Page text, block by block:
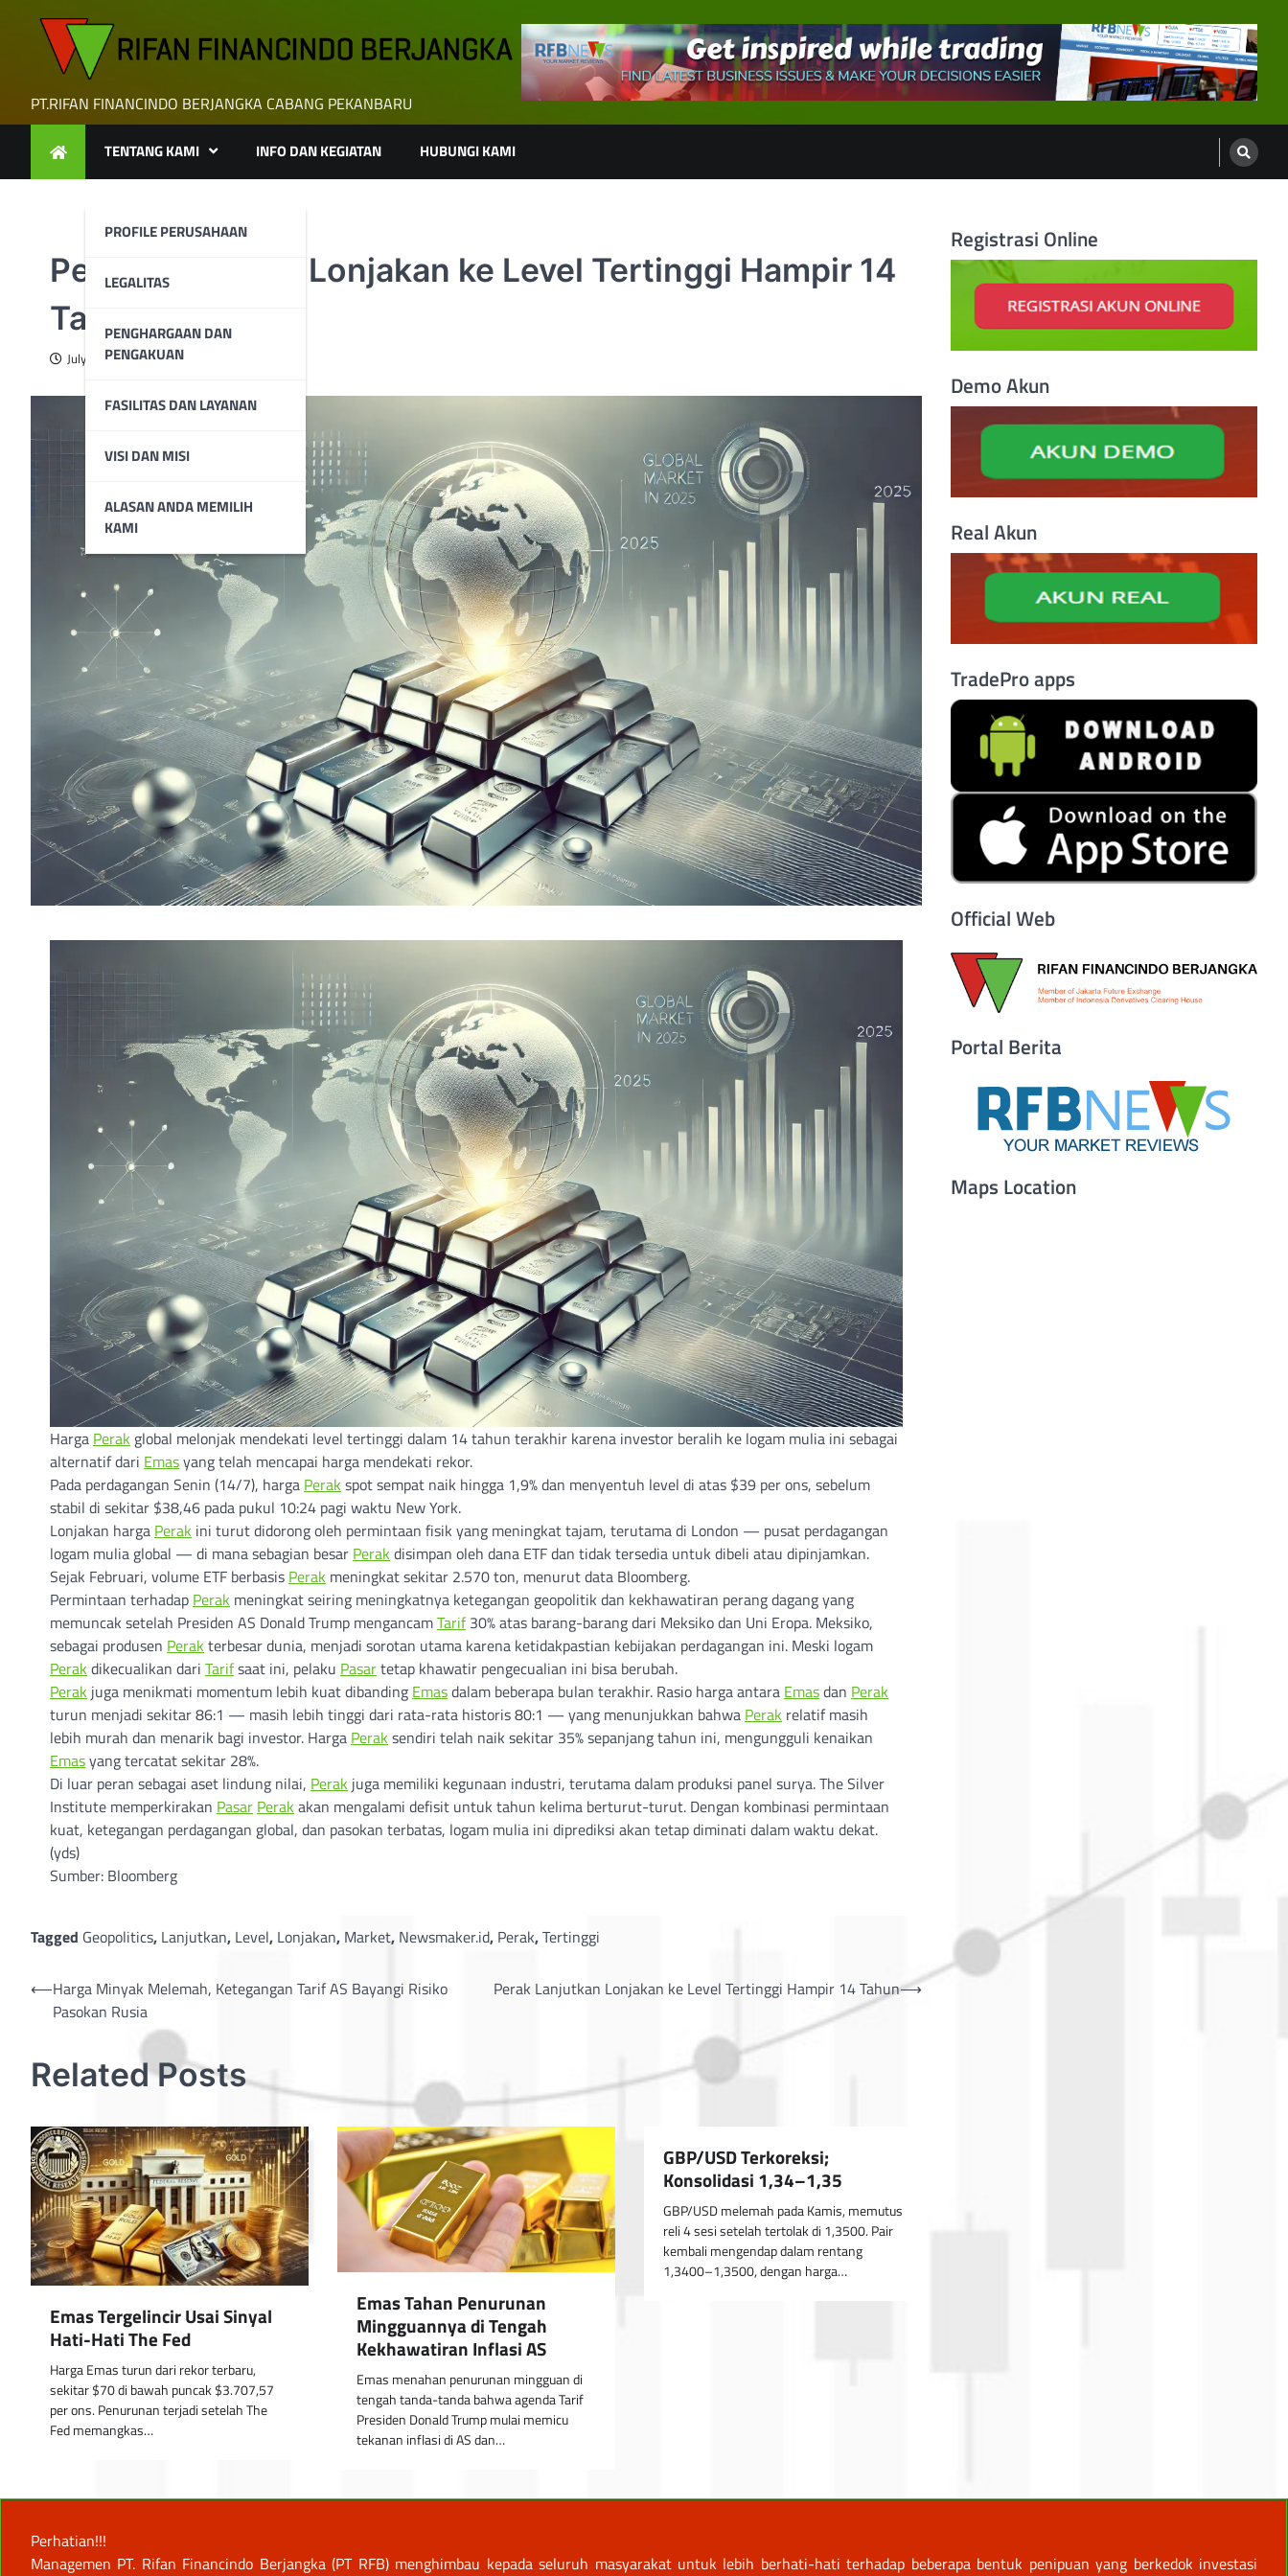
PT.RIFAN FINANCINDO BERJANGKA CABANG PEKANBARU
TENTANG KAMI
PROFILE PERUSAHAAN
LEGALITAS
PENGHARGAAN DAN
PENGAKUAN
FASILITAS DAN LAYANAN
VISI DAN MISI
ALASAN ANDA MEMILIH
KAMI
INFO DAN KEGIATAN HUBUNGI KAMI
Perak Lanjutkan Lonjakan ke Level Tertinggi Hampir 14
Tahun
July 14, 2025
Harga Perak global melonjak mendekati level tertinggi dalam 14 tahun terakhir karena investor beralih ke logam mulia ini sebagai
alternatif dari Emasyang telah mencapai harga mendekati rekor.
Pada perdagangan Senin (14/7), harga Perak spot sempat naik hingga 1,9% dan menyentuh level di atas $39 per ons, sebelum
stabil di sekitar $38,46 pada pukul 10:24 pagi waktu New York.
Lonjakan harga Perak ini turut didorong oleh permintaan fisik yang meningkat tajam, terutama di London — pusat perdagangan
logam mulia global — di mana sebagian besar Perak disimpan oleh dana ETF dan tidak tersedia untuk dibeli atau dipinjamkan.
Sejak Februari, volume ETF berbasis Perak meningkat sekitar 2.570 ton, menurut data Bloomberg.
Permintaan terhadap Perak meningkat seiring meningkatnya ketegangan geopolitik dan kekhawatiran perang dagang yang
memuncak setelah Presiden AS Donald Trump mengancamTarif30% atas barang-barang dari Meksiko dan Uni Eropa. Meksiko,
sebagai produsen Perak terbesar dunia, menjadi sorotan utama karena ketidakpastian kebijakan perdagangan ini. Meski logam
Perak dikecualikan dari Tarifsaat ini, pelaku Pasartetap khawatir pengecualian ini bisa berubah.
Perak juga menikmati momentum lebih kuat dibanding Emasdalam beberapa bulan terakhir. Rasio harga antara Emasdan Perak
turun menjadi sekitar 86:1 — masih lebih tinggi dari rata-rata historis 80:1 — yang menunjukkan bahwa Perak relatif masih
lebih murah dan menarik bagi investor. Harga Perak sendiri telah naik sekitar 35% sepanjang tahun ini, mengungguli kenaikan
Emasyang tercatat sekitar 28%.
Di luar peran sebagai aset lindung nilai, Perak juga memiliki kegunaan industri, terutama dalam produksi panel surya. The Silver
Institute memperkirakan Pasar Perak akan mengalami defisit untuk tahun kelima berturut-turut. Dengan kombinasi permintaan
kuat, ketegangan perdagangan global, dan pasokan terbatas, logam mulia ini diprediksi akan tetap diminati dalam waktu dekat.
(yds)
Sumber: Bloomberg
Tagged Geopolitics, Lanjutkan, Level, Lonjakan, Market, Newsmaker.id, Perak,Tertinggi
Post
navigation
⟵Harga Minyak Melemah, Ketegangan Tarif AS Bayangi Risiko
Pasokan Rusia
Perak Lanjutkan Lonjakan ke Level Tertinggi Hampir 14 Tahun⟶
Related Posts
Emas Tergelincir Usai Sinyal
Hati-Hati The Fed
Harga Emas turun dari rekor terbaru,
sekitar $70 di bawah puncak $3.707,57
per ons. Penurunan terjadi setelah The
Fed memangkas…
Emas Tahan Penurunan
Mingguannya di Tengah
Kekhawatiran Inflasi AS
Emas menahan penurunan mingguan di
tengah tanda-tanda bahwa agenda Tarif
Presiden Donald Trump mulai memicu
tekanan inflasi di AS dan…
GBP/USD Terkoreksi;
Konsolidasi 1,34–1,35
GBP/USD melemah pada Kamis, memutus
reli 4 sesi setelah tertolak di 1,3500. Pair
kembali mengendap dalam rentang
1,3400–1,3500, dengan harga…
Registrasi Online
Demo Akun
Real Akun
TradePro apps
Official Web
Portal Berita
Maps Location
Perhatian!!!
Managemen PT. Rifan Financindo Berjangka (PT RFB) menghimbau kepada seluruh masyarakat untuk lebih berhati-hati terhadap beberapa bentuk penipuan yang berkedok investasi